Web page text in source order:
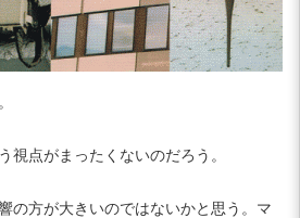
視点がまったくないのだろう。
の方が大きいのではないかと思う。マ